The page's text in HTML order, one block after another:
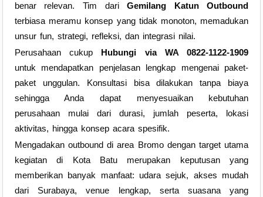
benar relevan. Tim dariGemilang Katun Outbound
terbiasa meramu konsep yang tidak monoton, memadukan
unsur fun, strategi, refleksi, dan integrasi nilai.
Perusahaan cukup Hubungi via WA 0822-1122-1909
untuk mendapatkan penjelasan lengkap mengenai paket-
paket unggulan. Konsultasi bisa dilakukan tanpa biaya
sehingga Anda dapat menyesuaikan kebutuhan
perusahaan mulai dari durasi, jumlah peserta, lokasi
aktivitas, hingga konsep acara spesifik.
Mengadakan outbound di area Bromo dengan target utama
kegiatan di Kota Batu merupakan keputusan yang
memberikan banyak manfaat: udara sejuk, akses mudah
dari Surabaya, venue lengkap, serta suasana yang